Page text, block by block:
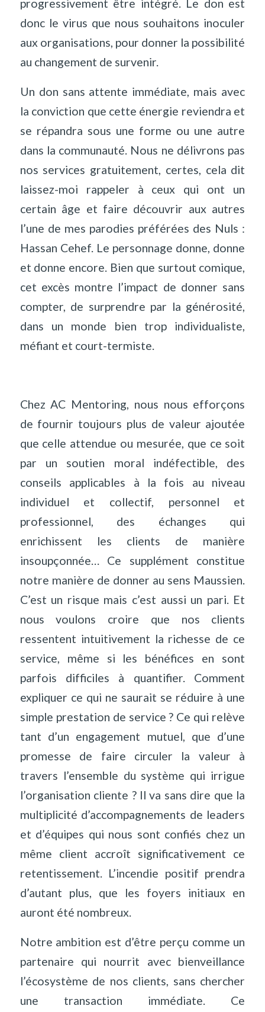
progressivement être intégré. Le don est
donc le virus que nous souhaitons inoculer
aux organisations, pour donner la possibilité
au changement de survenir.
Un don sans attente immédiate, mais avec
la conviction que cette énergie reviendra et
se répandra sous une forme ou une autre
dans la communauté. Nous ne délivrons pas
nos services gratuitement, certes, cela dit
laissez-moi rappeler à ceux qui ont un
certain âge et faire découvrir aux autres
l’une de mes parodies préférées des Nuls :
Hassan Cehef.Le personnage donne, donne
et donne encore. Bien que surtout comique,
cet excès montre l’impact de donner sans
compter, de surprendre par la générosité,
dans un monde bien trop individualiste,
méfiant et court-termiste.
Chez AC Mentoring, nous nous efforçons
de fournir toujours plus de valeur ajoutée
que celle attendue ou mesurée, que ce soit
par un soutien moral indéfectible, des
conseils applicables à la fois au niveau
individuel et collectif, personnel et
professionnel, des échanges qui
enrichissent les clients de manière
insoupçonnée… Ce supplément constitue
notre manière de donner au sens Maussien.
C’est un risque mais c’est aussi un pari. Et
nous voulons croire que nos clients
ressentent intuitivement la richesse de ce
service, même si les bénéfices en sont
parfois difficiles à quantifier. Comment
expliquer ce qui ne saurait se réduire à une
simple prestation de service ? Ce qui relève
tant d’un engagement mutuel, que d’une
promesse de faire circuler la valeur à
travers l’ensemble du système qui irrigue
l’organisation cliente ? Il va sans dire que la
multiplicité d’accompagnements de leaders
et d’équipes qui nous sont confiés chez un
même client accroît significativement ce
retentissement. L’incendie positif prendra
d’autant plus, que les foyers initiaux en
auront été nombreux.
Notre ambition est d’être perçu comme un
partenaire qui nourrit avec bienveillance
l’écosystème de nos clients, sans chercher
une transaction immédiate. Ce